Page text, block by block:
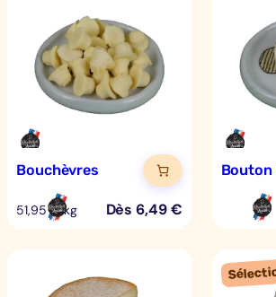
Bouchèvres
51,95 €/kg Dès6,49€
Bouton